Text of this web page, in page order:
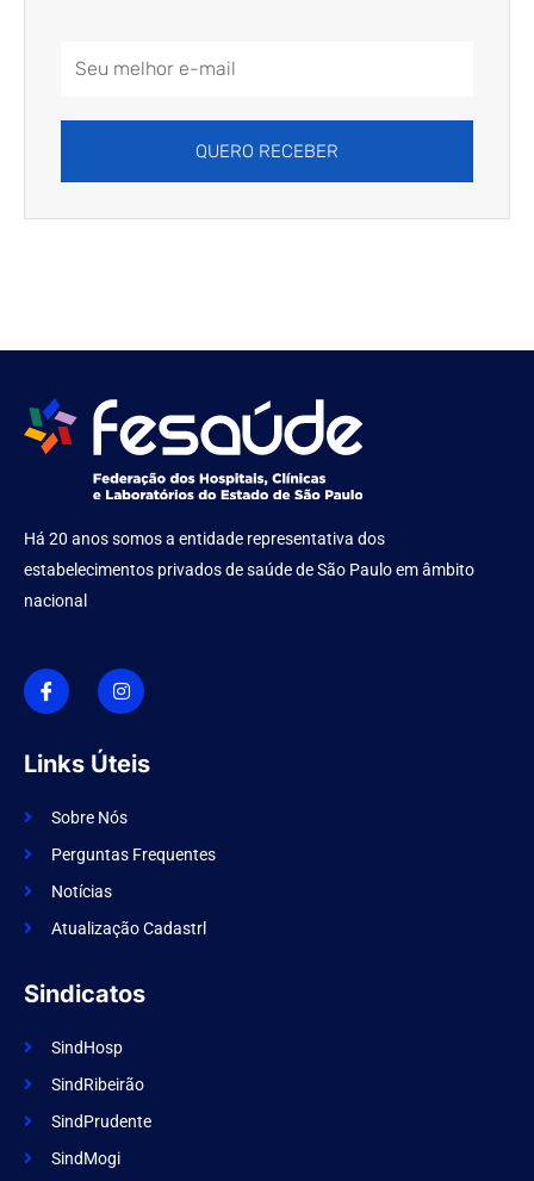
QUERO RECEBER
Há 20 anos somos a entidade representativa dos
estabelecimentos privados de saúde de São Paulo em âmbito
nacional
I
c
o
n
f
a
e
o
k
I
n
s
t
g
r
m
Links Úteis
Sobre Nós
Perguntas Frequentes
Notícias
Atualização Cadastrl
Sindicatos
SindHosp
SindRibeirão
SindPrudente
SindMogi